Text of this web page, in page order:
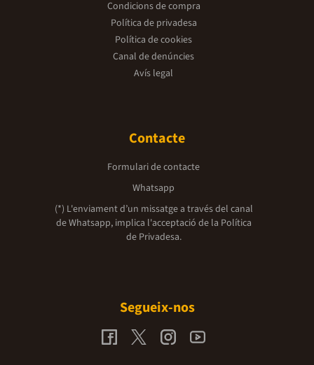
Condicions de compra
Política de privadesa
Política de cookies
Canal de denúncies
Avís legal
Contacte
Formulari de contacte
Whatsapp
(*) L'enviament d’un missatge a través del canal
de Whatsapp, implica l'acceptació de la Política
de Privadesa.
Segueix-nos